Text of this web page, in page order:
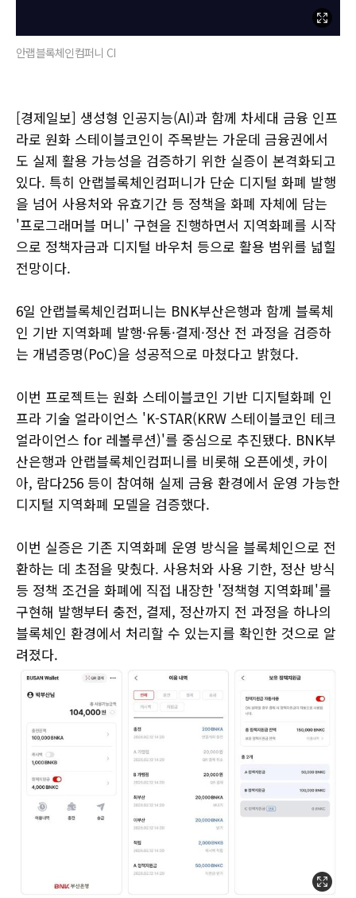
안랩블록체인컴퍼니 CI
[경제일보] 생성형 인공지능(AI)과 함께 차세대 금융 인프
라로 원화 스테이블코인이 주목받는 가운데 금융권에서
도 실제 활용 가능성을 검증하기 위한 실증이 본격화되고
있다. 특히 안랩블록체인컴퍼니가 단순 디지털 화폐 발행
을 넘어 사용처와 유효기간 등 정책을 화폐 자체에 담는
'프로그래머블 머니' 구현을 진행하면서 지역화폐를 시작
으로 정책자금과 디지털 바우처 등으로 활용 범위를 넓힐
전망이다.
6일 안랩블록체인컴퍼니는 BNK부산은행과 함께 블록체
인 기반 지역화폐 발행·유통·결제·정산 전 과정을 검증하
는 개념증명(PoC)을 성공적으로 마쳤다고 밝혔다.
이번 프로젝트는 원화 스테이블코인 기반 디지털화폐 인
프라 기술 얼라이언스 'K-STAR(KRW 스테이블코인 테크
얼라이언스 for 레볼루션)'를 중심으로 추진됐다. BNK부
산은행과 안랩블록체인컴퍼니를 비롯해 오픈에셋, 카이
아, 람다256 등이 참여해 실제 금융 환경에서 운영 가능한
디지털 지역화폐 모델을 검증했다.
이번 실증은 기존 지역화폐 운영 방식을 블록체인으로 전
환하는 데 초점을 맞췄다. 사용처와 사용 기한, 정산 방식
등 정책 조건을 화폐에 직접 내장한 '정책형 지역화폐'를
구현해 발행부터 충전, 결제, 정산까지 전 과정을 하나의
블록체인 환경에서 처리할 수 있는지를 확인한 것으로 알
려졌다.